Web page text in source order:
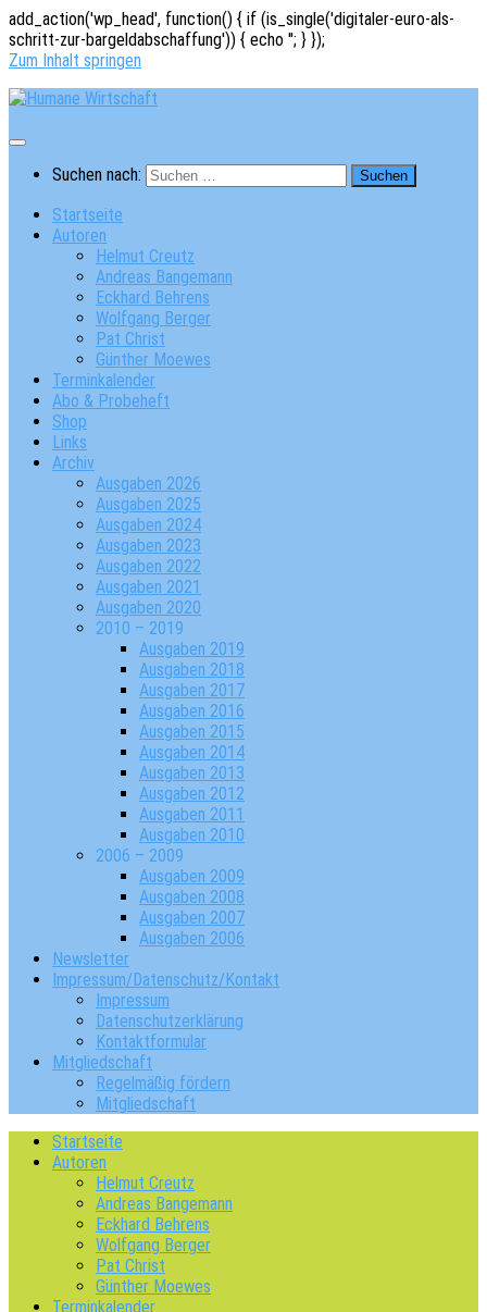
add_action('wp_head', function() { if (is_single('digitaler-euro-als-
schritt-zur-bargeldabschaffung')) { echo ''; } });
Zum Inhalt springen
Suchen nach:
Startseite
Autoren
Helmut Creutz
Andreas Bangemann
Eckhard Behrens
Wolfgang Berger
Pat Christ
Günther Moewes
Terminkalender
Abo & Probeheft
Shop
Links
Archiv
Ausgaben 2026
Ausgaben 2025
Ausgaben 2024
Ausgaben 2023
Ausgaben 2022
Ausgaben 2021
Ausgaben 2020
2010 – 2019
Ausgaben 2019
Ausgaben 2018
Ausgaben 2017
Ausgaben 2016
Ausgaben 2015
Ausgaben 2014
Ausgaben 2013
Ausgaben 2012
Ausgaben 2011
Ausgaben 2010
2006 – 2009
Ausgaben 2009
Ausgaben 2008
Ausgaben 2007
Ausgaben 2006
Newsletter
Impressum/Datenschutz/Kontakt
Impressum
Datenschutzerklärung
Kontaktformular
Mitgliedschaft
Regelmäßig fördern
Mitgliedschaft
Startseite
Autoren
Helmut Creutz
Andreas Bangemann
Eckhard Behrens
Wolfgang Berger
Pat Christ
Günther Moewes
Terminkalender